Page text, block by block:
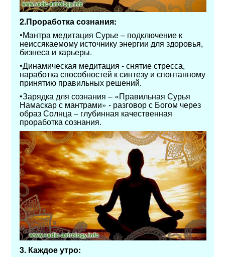
2.Проработка сознания:
•Мантра медитация Сурье – подключение к
неиссякаемому источнику энергии для здоровья,
бизнеса и карьеры.
•Динамическая медитация - снятие стресса,
наработка способностей к синтезу и спонтанному
принятию правильных решений.
•Зарядка для сознания – «Правильная Сурья
Намаскар с мантрами» - разговор с Богом через
образ Солнца – глубинная качественная
проработка сознания.
3. Каждое утро: